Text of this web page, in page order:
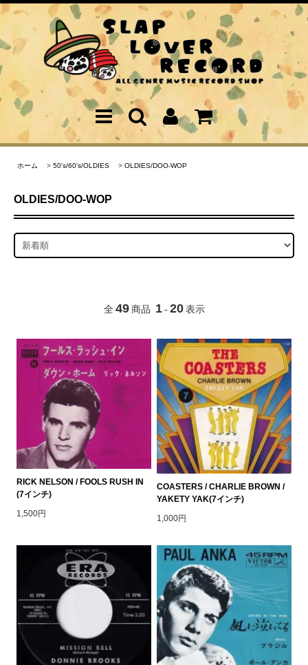
ホーム > 50's/60's/OLDIES > OLDIES/DOO-WOP
OLDIES/DOO-WOP
全 49 商品 1 - 20 表示
RICK NELSON / FOOLS RUSH IN
(7インチ)
1,500円
COASTERS / CHARLIE BROWN /
YAKETY YAK(7インチ)
1,000円